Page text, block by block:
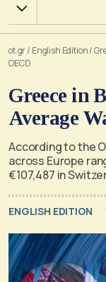
Χ.Α.
ot.gr/ English Edition/
OECD
Greece in
Average
According to the
across Europe
€107,487 in
ENGLISH EDITION